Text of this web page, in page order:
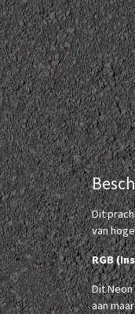
Dit
van
RGB
Dit
aan